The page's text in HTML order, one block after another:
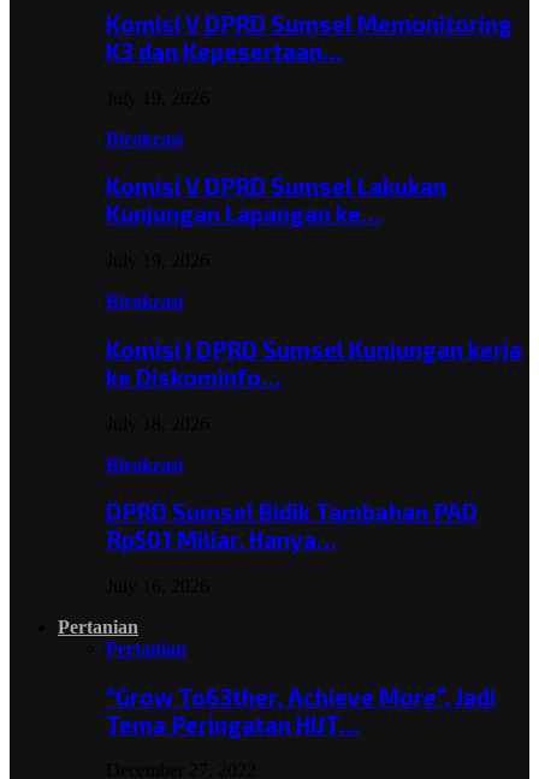
Komisi V DPRD Sumsel Memonitoring
K3 dan Kepesertaan…
Birokrasi
Komisi V DPRD Sumsel Lakukan
Kunjungan Lapangan ke…
Birokrasi
Komisi I DPRD Sumsel Kunjungan kerja
ke Diskominfo…
Birokrasi
DPRD Sumsel Bidik Tambahan PAD
Rp501 Miliar, Hanya…
Pertanian
Pertanian
“Grow To63ther, Achieve More”, Jadi
Tema Peringatan HUT…